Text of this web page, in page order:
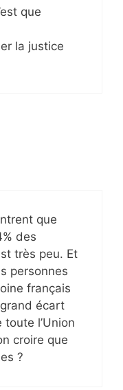
que
la justice
que
des
très peu. Et
personnes
français
écart
l’Union
croire que
?